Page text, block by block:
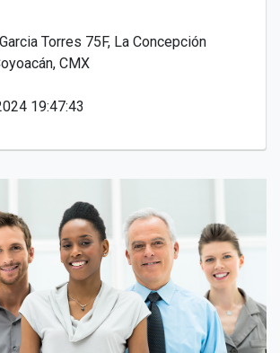
Torres 75F, La Concepción
CMX
19:47:43